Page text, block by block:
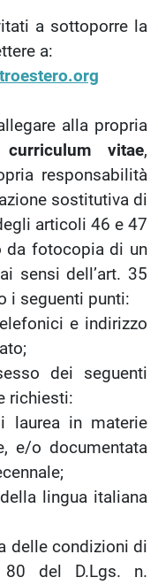
a sottoporre la
a:
alla propria
curriculum vitae,
responsabilità
sostitutiva di
articoli 46 e 47
da fotocopia di un
sensi dell’art. 35
i seguenti punti:
e indirizzo
dei seguenti
richiesti:
in materie
e/o documentata
lingua italiana
condizioni di
80 del D.Lgs. n.